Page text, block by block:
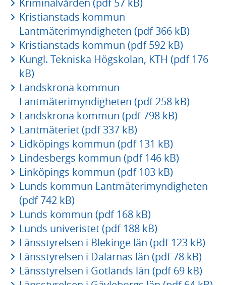
Kriminalvården (pdf 57 kB)
Kristianstads kommun
Lantmäterimyndigheten (pdf 366 kB)
Kristianstads kommun (pdf 592 kB)
Kungl. Tekniska Högskolan, KTH (pdf 176
kB)
Landskrona kommun
Lantmäterimyndigheten (pdf 258 kB)
Landskrona kommun (pdf 798 kB)
Lantmäteriet (pdf 337 kB)
Lidköpings kommun (pdf 131 kB)
Lindesbergs kommun (pdf 146 kB)
Linköpings kommun (pdf 103 kB)
Lunds kommun Lantmäterimyndigheten
(pdf 742 kB)
Lunds kommun (pdf 168 kB)
Lunds univeristet (pdf 188 kB)
Länsstyrelsen i Blekinge län (pdf 123 kB)
Länsstyrelsen i Dalarnas län (pdf 78 kB)
Länsstyrelsen i Gotlands län (pdf 69 kB)